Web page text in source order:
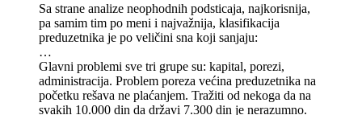
Sa strane analize neophodnih podsticaja, najkorisnija,
pa samim tim po meni i najvažnija, klasifikacija
preduzetnika je po veličini sna koji sanjaju:
…
Glavni problemi sve tri grupe su: kapital, porezi,
administracija. Problem poreza većina preduzetnika na
početku rešava ne plaćanjem. Tražiti od nekoga da na
svakih 10.000 din da državi 7.300 din je nerazumno.